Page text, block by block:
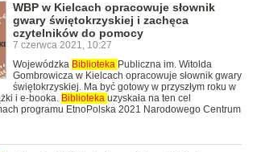
WBP w Kielcach opracowuje słownik
gwary świętokrzyskiej i zachęca
czytelników do pomocy
7 czerwca 2021, 10:27
Wojewódzka Biblioteka Publiczna im. Witolda
Gombrowicza w Kielcach opracowuje słownik gwary
świętokrzyskiej. Ma być gotowy w przyszłym roku w
i e-booka. Biblioteka uzyskała na ten cel
programu EtnoPolska 2021 Narodowego Centrum